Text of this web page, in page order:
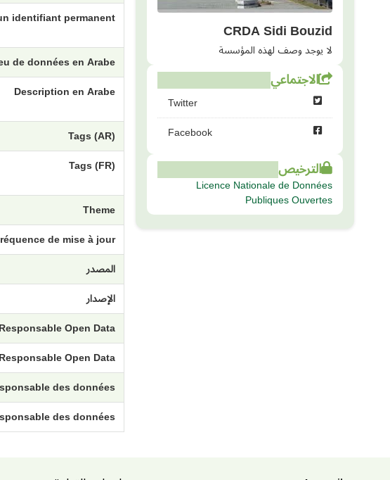
CRDA Sidi Bouzid
لا يوجد وصف لهذه المؤسسة
الاجتماعي
Twitter
Facebook
الترخيص
Licence Nationale de Données
Publiques Ouvertes
identifiant permanent
de données en Arabe
Description en Arabe
Tags (AR)
Tags (FR)
Theme
de mise à jour
المصدر
الإصدار
Responsable Open Data
Open Data
des données
des données